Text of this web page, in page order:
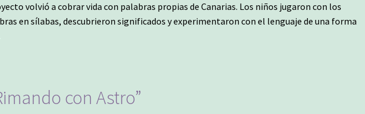
volvió a cobrar vida con palabras propias de Canarias. Los niños jugaron con los
en sílabas, descubrieron significados y experimentaron con el lenguaje de una forma
con Astro”